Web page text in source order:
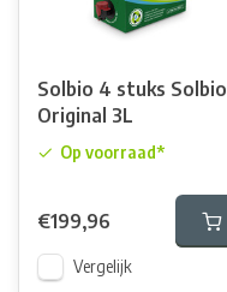
Solbio 4 stuks Solbio
Original 3L
Op voorraad*
€199,96
Vergelijk